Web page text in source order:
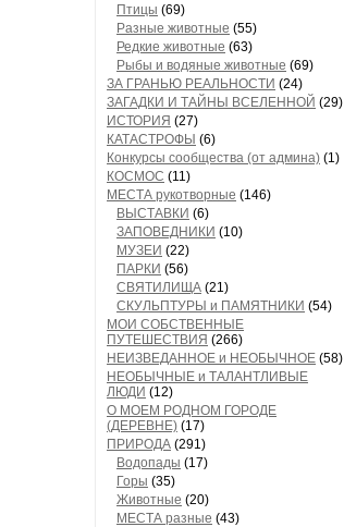
Птицы (69)
Разные животные (55)
Редкие животные (63)
Рыбы и водяные животные (69)
ЗА ГРАНЬЮ РЕАЛЬНОСТИ (24)
ЗАГАДКИ И ТАЙНЫ ВСЕЛЕННОЙ (29)
ИСТОРИЯ (27)
КАТАСТРОФЫ (6)
Конкурсы сообщества (от админа) (1)
КОСМОС (11)
МЕСТА рукотворные (146)
ВЫСТАВКИ (6)
ЗАПОВЕДНИКИ (10)
МУЗЕИ (22)
ПАРКИ (56)
СВЯТИЛИЩА (21)
СКУЛЬПТУРЫ и ПАМЯТНИКИ (54)
МОИ СОБСТВЕННЫЕ
ПУТЕШЕСТВИЯ (266)
НЕИЗВЕДАННОЕ и НЕОБЫЧНОЕ (58)
НЕОБЫЧНЫЕ и ТАЛАНТЛИВЫЕ
ЛЮДИ (12)
О МОЕМ РОДНОМ ГОРОДЕ
(ДЕРЕВНЕ) (17)
ПРИРОДА (291)
Водопады (17)
Горы (35)
Животные (20)
МЕСТА разные (43)